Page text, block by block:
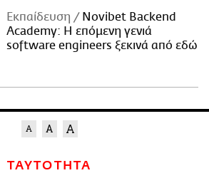
Εκπαίδευση
Novibet Backend
Academy: Η επόμενη γενιά
software engineers ξεκινά από εδώ
ΤΑΥΤΟΤΗΤΑ